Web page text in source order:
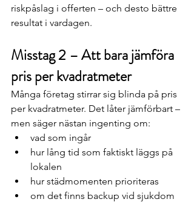
riskpåslag i offerten – och desto bättre
resultat i vardagen.
Misstag 2 – Att bara jämföra
pris per kvadratmeter
Många företag stirrar sig blinda på pris
per kvadratmeter. Det låter jämförbart –
men säger nästan ingenting om:
vad som ingår
hur lång tid som faktiskt läggs på
lokalen
hur städmomenten prioriteras
om det finns backup vid sjukdom